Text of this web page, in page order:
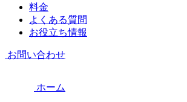
料金
よくある質問
お役立ち情報
お問い合わせ
ホーム